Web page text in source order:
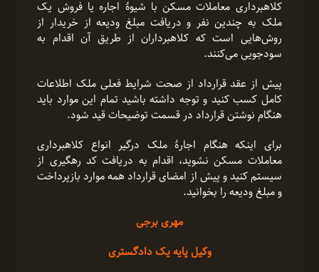
کلاهبرداری معاملات مسکن با شیوۀ اجاره یا فروش یک
ملک به چندین نفر و دریافت مبلغ ودیعه از خریدار از
روش‌هایی است که کلاهبرداران از طریق آن اقدام به
سودجویی می‌کنند.
پیش از عقد قرارداد از صحت شرایط فعلی ملک اطلاعات
کامل کسب کنید و توجه داشته باشید تمام این موارد باید
هنگام نوشتن قرارداد در قسمت توضیحات قید شود.
برای اینکه هنگام اجارۀ ملک درگیر انواع کلاهبرداری
معاملات مسکن نشوید، اقدام به دریافت کد رهگیری از
سیستم کنید و پیش از امضای قرارداد همه موارد بازپرداخت
و مبلغ ودیعه را بخوانید.
مهری برجی
وکیل پایه یک دادگستری